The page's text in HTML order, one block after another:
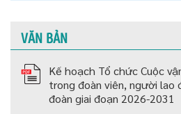
VĂN BẢN
Kế hoạch Tổ chức Cuộc
trong đoàn viên, người lao
đoàn giai đoạn 2026-2031